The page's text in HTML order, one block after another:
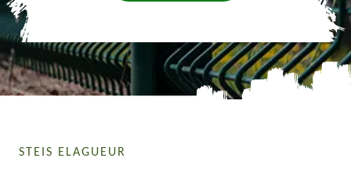
STEIS ELAGUEUR